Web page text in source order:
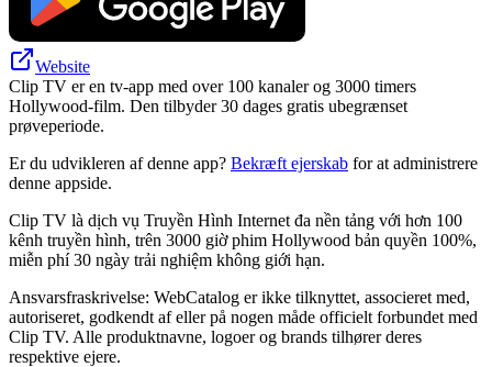
Website
Clip TV er en tv-app med over 100 kanaler og 3000 timers
Hollywood-film. Den tilbyder 30 dages gratis ubegrænset
prøveperiode.
Er du udvikleren af denne app? Bekræft ejerskab for at administrere
denne appside.
Clip TV là dịch vụ Truyền Hình Internet đa nền tảng với hơn 100
kênh truyền hình, trên 3000 giờ phim Hollywood bản quyền 100%,
miễn phí 30 ngày trải nghiệm không giới hạn.
Ansvarsfraskrivelse: WebCatalog er ikke tilknyttet, associeret med,
autoriseret, godkendt af eller på nogen måde officielt forbundet med
Clip TV. Alle produktnavne, logoer og brands tilhører deres
respektive ejere.